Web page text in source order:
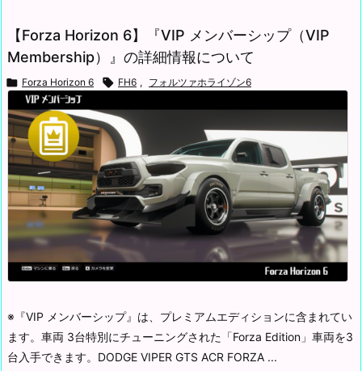
【Forza Horizon 6】『VIP メンバーシップ（VIP
Membership）』の詳細情報について
 Forza Horizon 6  FH6 , フォルツァホライゾン6
※『VIP メンバーシップ』は、プレミアムエディションに含まれてい
ます。 車両 3台特別にチューニングされた「Forza Edition」車両を3
台入手できます。 DODGE VIPER GTS ACR FORZA ...